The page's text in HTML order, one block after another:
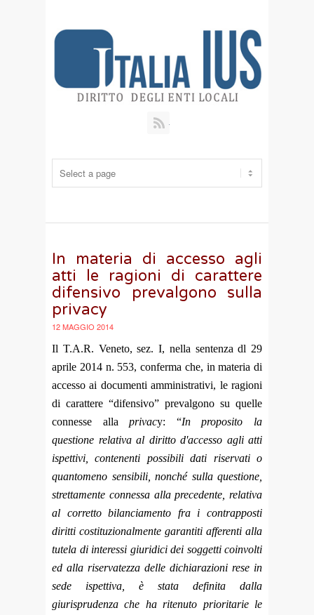
In materia di accesso agli
atti le ragioni di carattere
difensivo prevalgono sulla
privacy
12 MAGGIO 2014
Il T.A.R. Veneto, sez. I, nella sentenza dl 29
aprile 2014 n. 553, conferma che, in materia di
accesso ai documenti amministrativi, le ragioni
di carattere “difensivo” prevalgono su quelle
connesse allaprivacy: “In proposito la
questione relativa al diritto d'accesso agli atti
ispettivi, contenenti possibili dati riservati o
quantomeno sensibili, nonché sulla questione,
strettamente connessa alla precedente, relativa
al corretto bilanciamento fra i contrapposti
diritti costituzionalmente garantiti afferenti alla
tutela di interessi giuridici dei soggetti coinvolti
ed alla riservatezza delle dichiarazioni rese in
sede ispettiva, è stata definita dalla
giurisprudenza che ha ritenuto prioritarie le